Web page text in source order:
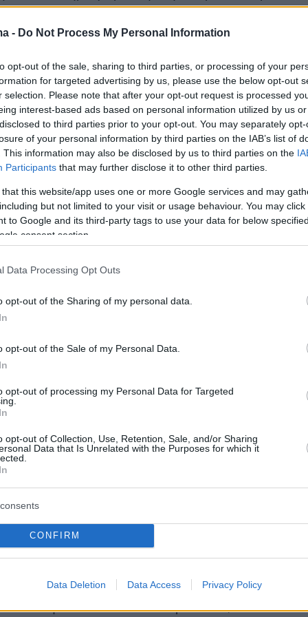
- Do Not Process My Personal Information
opt-out of the sale, sharing to third parties, or processing of your
for targeted advertising by us, please use the below opt-out
selection. Please note that after your opt-out request is processed
interest-based ads based on personal information utilized by us
to third parties prior to your opt-out. You may separately
of your personal information by third parties on the IAB’s list of
This information may also be disclosed by us to third parties on the
Participants that may further disclose it to other third parties.
that this website/app uses one or more Google services and may
but not limited to your visit or usage behaviour. You may
to Google and its third-party tags to use your data for below
consent section.
Data Processing Opt Outs
opt-out of the Sharing of my personal data.
opt-out of the Sale of my Personal Data.
opt-out of processing my Personal Data for Targeted
opt-out of Collection, Use, Retention, Sale, and/or Sharing
Data that Is Unrelated with the Purposes for which it
CONFIRM
Data Deletion Data Access Privacy Policy
της διάσπασης της προσοχής μοιάζει πιο
Μάλιστα, το φαινόμενο καταγράφεται
ολοένα και πιο αφηρημένους μαθητές.
οι εργοδότες μιλούν για εργαζομένους, που
παράθυρα και εφαρμογές.
διάσπασης είναι πραγματική, δεν
όμως, απαραίτητα με τη βιολογική φθορά.Σε
του επιστημονικού περιοδικού Nature
υπάρχει όντως μια σημαντική
αυτό που αισθανόμαστε και σε αυτό που
συμβαίνει στον εγκέφαλό μας. Πιο αναλυτικά,
ότι υπάρχει «τεράστια απόσταση
αίσθηση ότι δεν μπορούμε να προσέξουμε
ικανότητα του εγκεφάλου να
έρευνα στην οποία συμμετείχαν
από 2.000 Βρετανοί έδειξε ότι σχεδόν οι
πως η προσοχή τους έχει μειωθεί σε
Παράλληλα, σχεδόν τα δύο τρίτα
οι νέοι έχουν πλέον πολύ μικρότερη
από τις προηγούμενες γενιές. Αξίζει
ότι αυτή η κοινωνική πεποίθηση έχει ήδη
Σε πολλές χώρες, τα μαθήματα γίνονται πιο
«σπασμένα» και πιο διαδραστικά, ώστε να